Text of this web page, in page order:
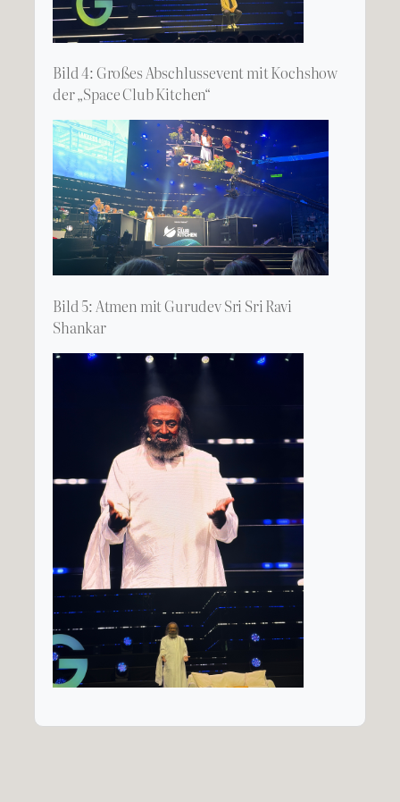
Bild 4: Großes Abschlussevent mit Kochshow
der „Space Club Kitchen“
Bild 5: Atmen mit Gurudev Sri Sri Ravi
Shankar